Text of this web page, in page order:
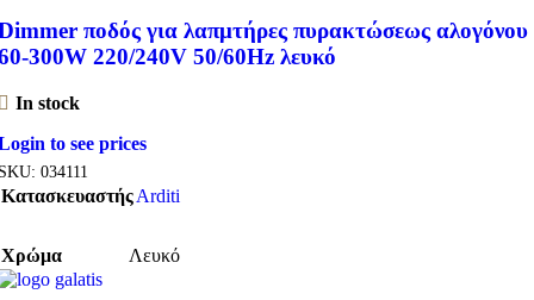
ποδός για λαπμτήρες πυρακτώσεως αλογόνου
300W 220/240V 50/60Hz λευκό
In stock
to see prices
034111
ΚατασκευαστήςArditi
Χρώμα Λευκό